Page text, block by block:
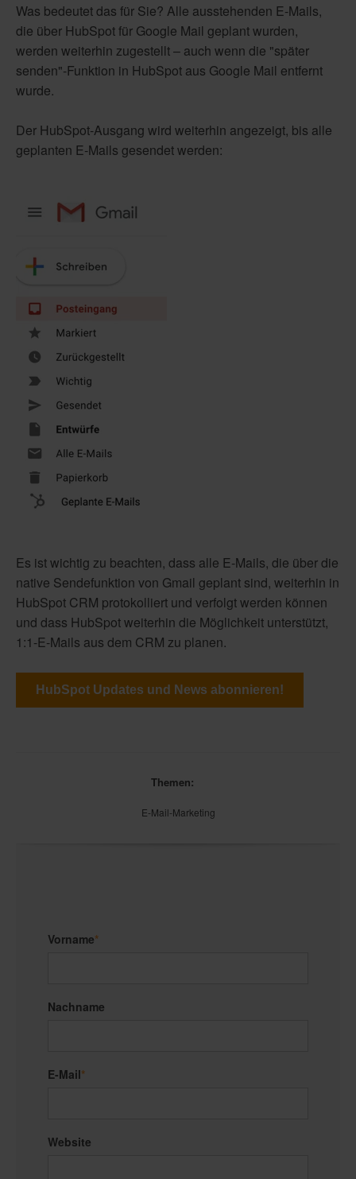
Was bedeutet das für Sie? Alle ausstehenden E-Mails,
die über HubSpot für Google Mail geplant wurden,
werden weiterhin zugestellt – auch wenn die "später
senden"-Funktion in HubSpot aus Google Mail entfernt
wurde.
Der HubSpot-Ausgang wird weiterhin angezeigt, bis alle
geplanten E-Mails gesendet werden:
Es ist wichtig zu beachten, dass alle E-Mails, die über die
native Sendefunktion von Gmail geplant sind, weiterhin in
HubSpot CRM protokolliert und verfolgt werden können
und dass HubSpot weiterhin die Möglichkeit unterstützt,
1:1-E-Mails aus dem CRM zu planen.
HubSpot Updates und News abonnieren!
Themen:
E-Mail-Marketing
Vorname*
Nachname
E-Mail*
Website